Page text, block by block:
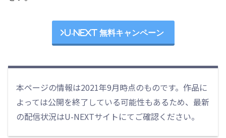
U-NEXT 無料キャンペーン
本ページの情報は2021年9月時点のものです。作品に
よっては公開を終了している可能性もあるため、最新
の配信状況はU-NEXTサイトにてご確認ください。